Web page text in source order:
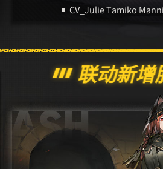
CV_Julie Tamiko
联动新增